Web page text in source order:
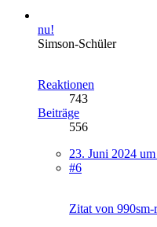
nu!
Simson-Schüler
Reaktionen
743
Beiträge
556
23. Juni 2024
#6
Zitat von 990sm-r